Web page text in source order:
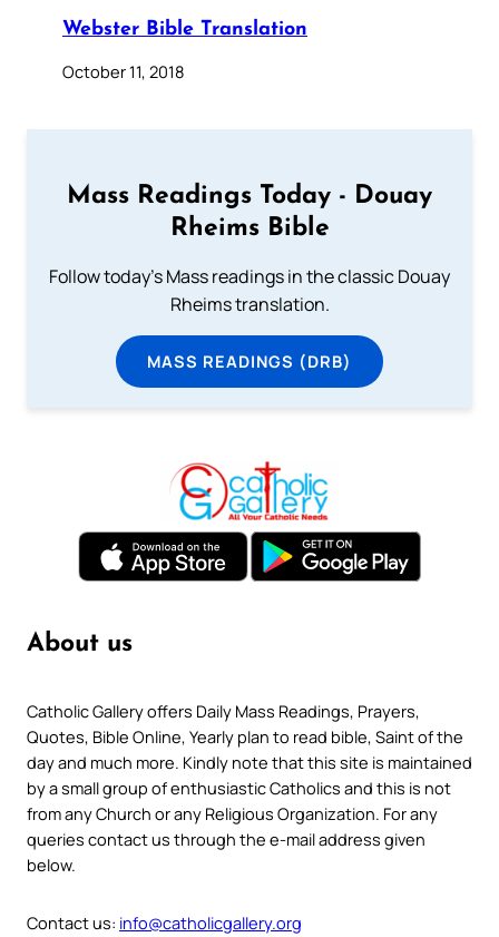
Webster Bible Translation
October 11, 2018
Mass Readings Today - Douay
Rheims Bible
Follow today's Mass readings in the classic Douay
Rheims translation.
MASS READINGS (DRB)
About us
Catholic Gallery offers Daily Mass Readings, Prayers,
Quotes, Bible Online, Yearly plan to read bible, Saint of the
day and much more. Kindly note that this site is maintained
by a small group of enthusiastic Catholics and this is not
from any Church or any Religious Organization. For any
queries contact us through the e-mail address given
below.
Contact us: info@catholicgallery.org